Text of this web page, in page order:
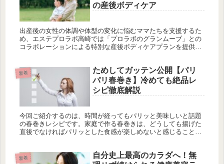
の産後ボディケア
出産後の女性の体調や体型の変化に悩むママたちを支援するた
め、エステプロラボ高崎では「プロラボのグランムーブ」との
コラボレーションによる特別な産後ボディケアプランを提供し
ト、ファスティングプログラム、体調チェックなどを行い、心
身のリフレッシュも図ります。管理栄養士や専門スタッフが常
駐し、安心して通える環境を整えています。産後の心身の健康
と美しさを取り戻すためのサポートを、ぜひご利用ください。
新着
ためしてガッテン公開【パリ
パリ春巻き】冷めても絶品レ
シピ徹底解説
今回ご紹介するのは、時間が経ってもパリッと美味しいと話題
の春巻きレシピです。家庭で作る春巻きは、どうしても揚げた
直後でなければパリッとした食感が楽しめないと感じることが
新着
自分史上最高のカラダへ！無